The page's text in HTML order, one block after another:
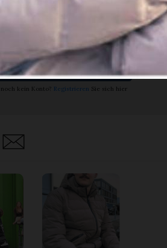
bin
Anmelden
kein Konto? Registrieren Sie sich hier
Share